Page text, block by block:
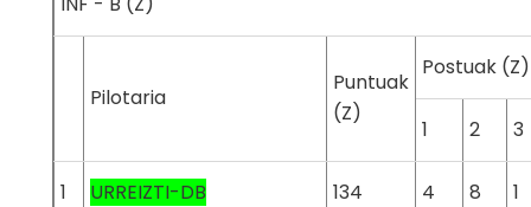
Pilotaria
Puntuak
(Z)
Postuak (Z)
1 2 3
1 URREIZTI-DB 134 4 8 1